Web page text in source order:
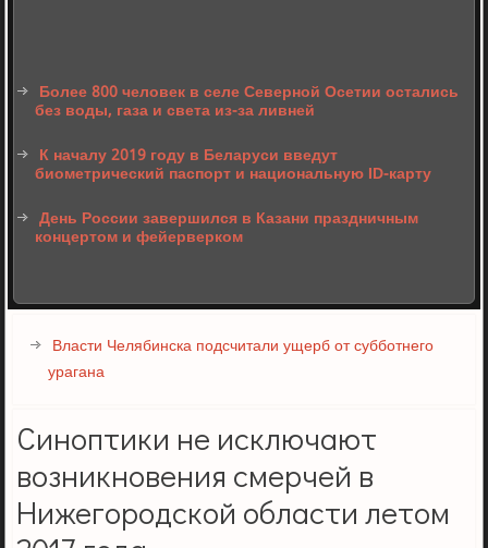
Более 800 человек в селе Северной Осетии остались
без воды, газа и света из-за ливней
К началу 2019 году в Беларуси введут
биометрический паспорт и национальную ID-карту
День России завершился в Казани праздничным
концертом и фейерверком
Власти Челябинска подсчитали ущерб от субботнего
урагана
Синоптики не исключают
возникновения смерчей в
Нижегородской области летом